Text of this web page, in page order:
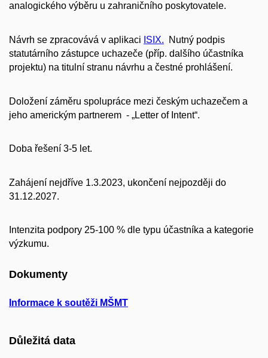
analogického výběru u zahraničního poskytovatele.
Návrh se zpracovává v aplikaci ISIX. Nutný podpis
statutárního zástupce uchazeče (příp. dalšího účastníka
projektu) na titulní stranu návrhu a čestné prohlášení.
Doložení záměru spolupráce mezi českým uchazečem a
jeho americkým partnerem - „Letter of Intent“.
Doba řešení 3-5 let.
Zahájení nejdříve 1.3.2023, ukončení nejpozději do
31.12.2027.
Intenzita podpory 25-100 % dle typu účastníka a kategorie
výzkumu.
Dokumenty
Informace k soutěži MŠMT
Důležitá data